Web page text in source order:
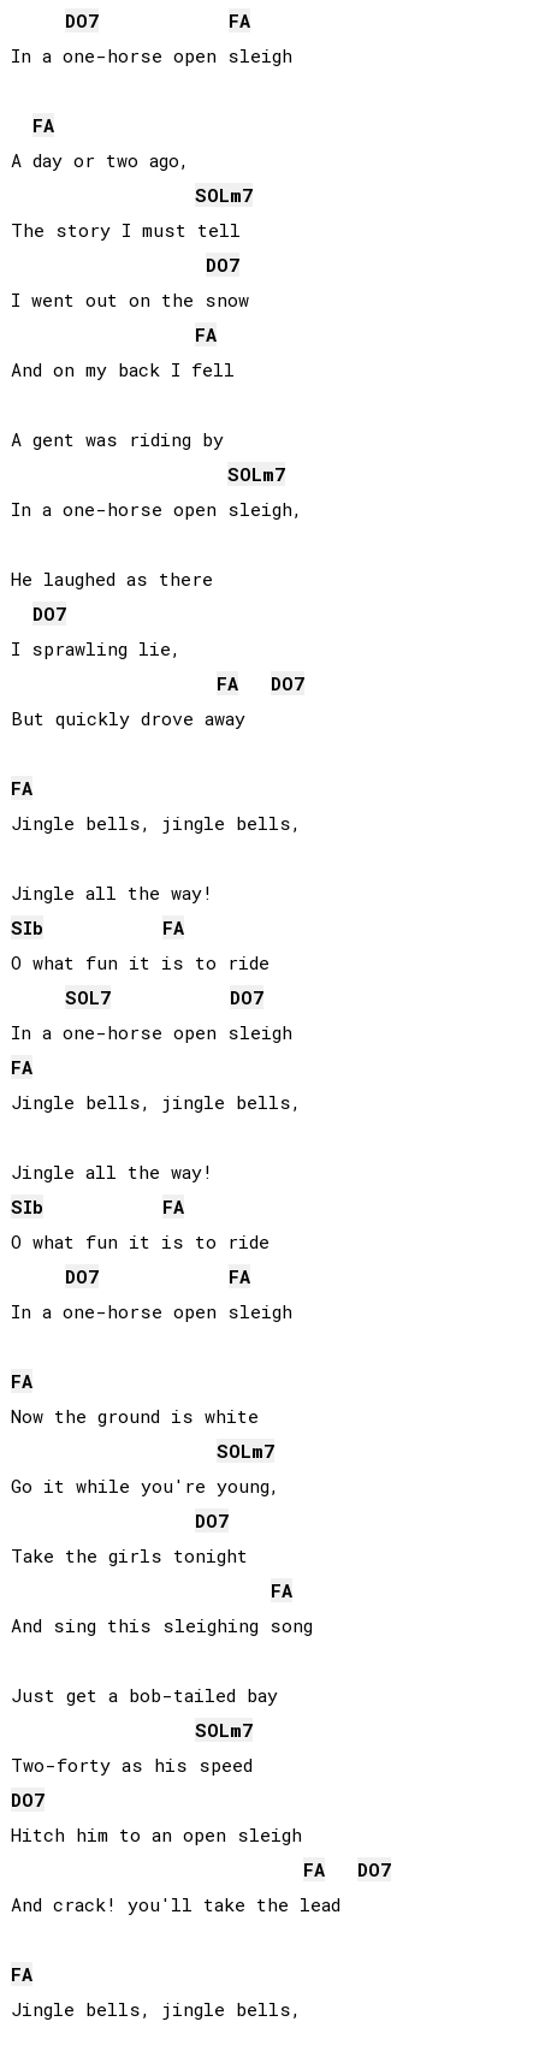
DO7
FA
In a one-horse open sleigh
FA
A day or two ago,
SOLm7
The story I must tell
DO7
I went out on the snow
FA
And on my back I fell
A gent was riding by
SOLm7
In a one-horse open sleigh,
He laughed as there
DO7
I sprawling lie,
FA
DO7
But quickly drove away
FA
Jingle bells, jingle bells,
SIb
FA
O what fun it is to ride
SOL7 DO7
FA
Jingle bells, jingle bells,
SIb
FA
O what fun it is to ride
DO7
FA
In a one-horse open sleigh
FA
Now the ground is white
SOLm7
Go it while you're young,
DO7
Take the girls tonight
FA
And sing this sleighing song
Just get a bob-tailed bay
SOLm7
DO7
Hitch him to an open sleigh
FA
DO7
And crack! you'll take the lead
FA
Jingle bells, jingle bells,